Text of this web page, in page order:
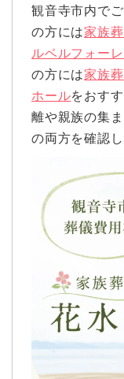
観音寺市内で
の方には家族
ルベルフォー
の方には家族
ホールをおす
離や親族の集
の両方を確認